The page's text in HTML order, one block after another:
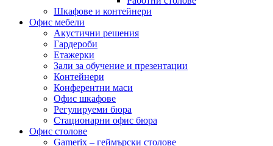
Шкафове и контейнери
Офис мебели
Акустични решения
Гардероби
Етажерки
Зали за обучение и презентации
Контейнери
Конферентни маси
Офис шкафове
Регулируеми бюра
Стационарни офис бюра
Офис столове
Gamerix – геймърски столове